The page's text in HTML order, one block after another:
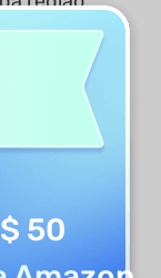
X e Y,
50